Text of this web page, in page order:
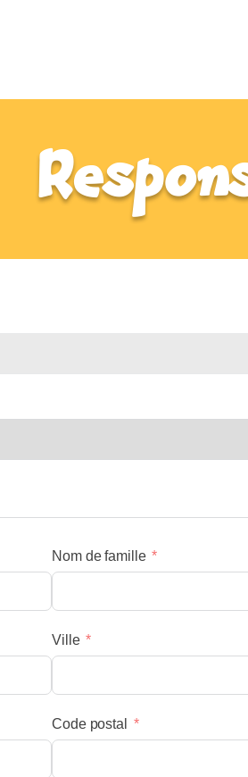
Nom de famille
Ville
Code postal